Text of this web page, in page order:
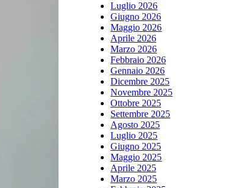
Luglio 2026
Giugno 2026
Maggio 2026
Aprile 2026
Marzo 2026
Febbraio 2026
Gennaio 2026
Dicembre 2025
Novembre 2025
Ottobre 2025
Settembre 2025
Agosto 2025
Luglio 2025
Giugno 2025
Maggio 2025
Aprile 2025
Marzo 2025